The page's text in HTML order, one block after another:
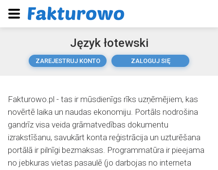
Język łotewski
ZAREJESTRUJ KONTO ZALOGUJ SIĘ
Fakturowo.pl - tas ir mūsdienīgs rīks uzņēmējiem, kas
novērtē laika un naudas ekonomiju. Portāls nodrošina
gandrīz visa veida grāmatvedības dokumentu
izrakstīšanu, savukārt konta reģistrācija un uzturēšana
portālā ir pilnīgi bezmaksas. Programmatūra ir pieejama
no jebkuras vietas pasaulē (jo darbojas no interneta